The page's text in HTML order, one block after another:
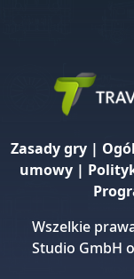
Zasady gry |
umowy|
Wszelkie
Studio GmbH